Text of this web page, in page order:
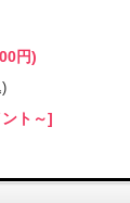
円)
ト～]